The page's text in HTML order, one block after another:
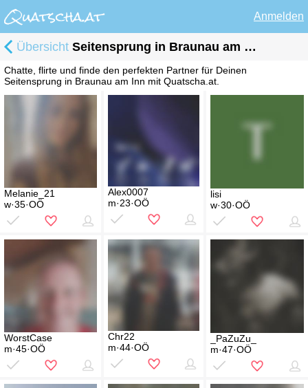
Anmelden
Übersicht Seitensprung in Braunau am Inn
Chatte, flirte und finde den perfekten Partner für Deinen
Seitensprung in Braunau am Inn mit Quatscha.at.
Melanie_21
w·35·OÖ
Alex0007
m·23·OÖ
lisi
w·30·OÖ
WorstCase
m·45·OÖ
Chr22
m·44·OÖ
_PaZuZu_
m·47·OÖ